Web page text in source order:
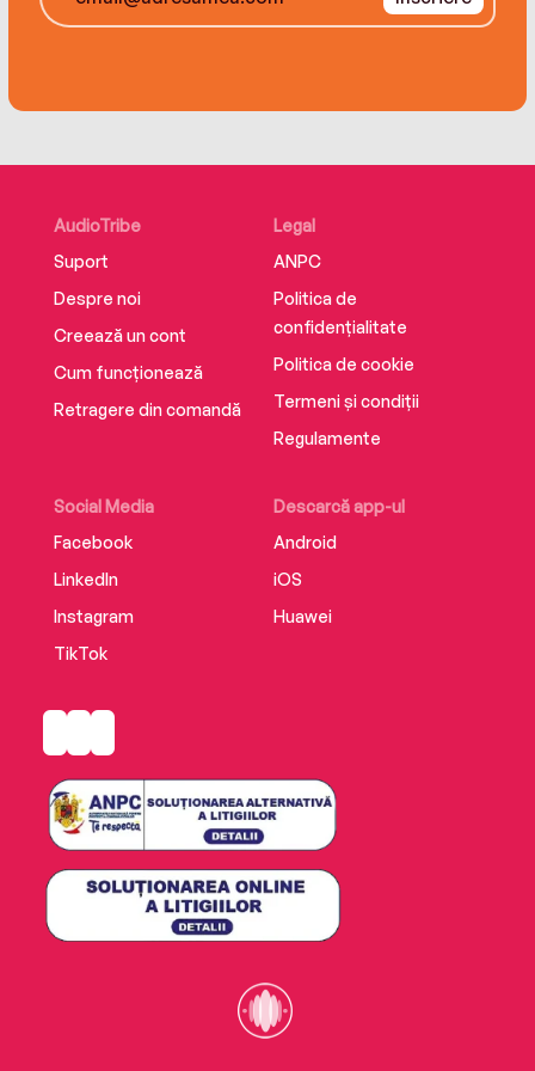
AudioTribe
Suport
Despre noi
Creează un cont
Cum funcționează
Retragere din comandă
Social Media
Facebook
LinkedIn
Instagram
TikTok
Descarcă app-ul
Android
iOS
Huawei
Legal
ANPC
Politica de
confidențialitate
Politica de cookie
Termeni și condiții
Regulamente